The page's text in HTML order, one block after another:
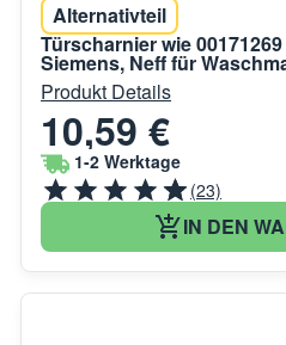
Alternativteil
Türscharnier wie
Siemens, Neff für
Produkt Details
10,59 €
1-2 Werktage
(23)
IN DEN